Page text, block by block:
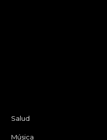
Salud
Música